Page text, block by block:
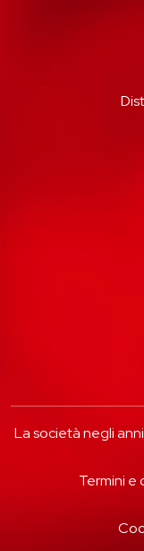
La società negli
Termini e